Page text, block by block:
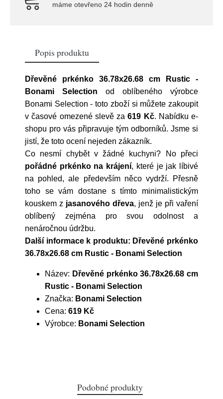
máme otevřeno 24 hodin denně
Popis produktu
Dřevěné prkénko 36.78x26.68 cm Rustic -
Bonami Selection od oblíbeného výrobce
Bonami Selection - toto zboží si můžete zakoupit
v časové omezené slevě za619 Kč. Nabídku e-
shopu pro vás připravuje tým odborníků. Jsme si
jistí, že toto ocení nejeden zákazník.
Co nesmí chybět v žádné kuchyni? No přeci
pořádné prkénko na krájení, které je jak líbivé
na pohled, ale především něco vydrží. Přesně
toho se vám dostane s tímto minimalistickým
kouskem z jasanového dřeva, jenž je při vaření
oblíbený zejména pro svou odolnost a
nenáročnou údržbu.
Další informace k produktu: Dřevěné prkénko
36.78x26.68 cm Rustic - Bonami Selection
Název: Dřevěné prkénko 36.78x26.68 cm
Rustic - Bonami Selection
Značka: Bonami Selection
Cena: 619 Kč
Výrobce: Bonami Selection
Podobné produkty